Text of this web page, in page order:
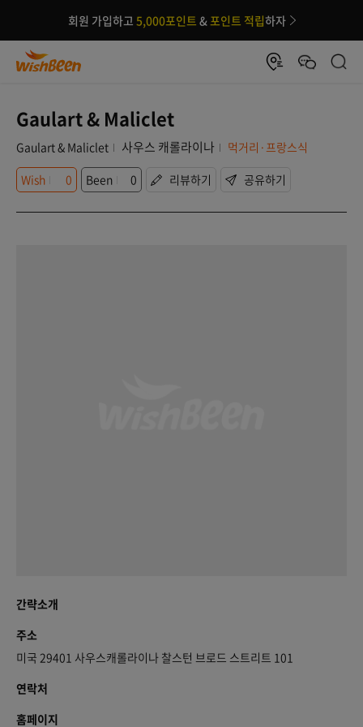
회원 가입하고 5,000포인트 &포인트 적립하자
Gaulart & Maliclet
Gaulart & Maliclet 사우스 캐롤라이나
먹거리·프랑스식
Wish
0 Been 0 리뷰하기 공유하기
간략소개
주소
미국 29401 사우스캐롤라이나 찰스턴 브로드 스트리트 101
연락처
홈페이지